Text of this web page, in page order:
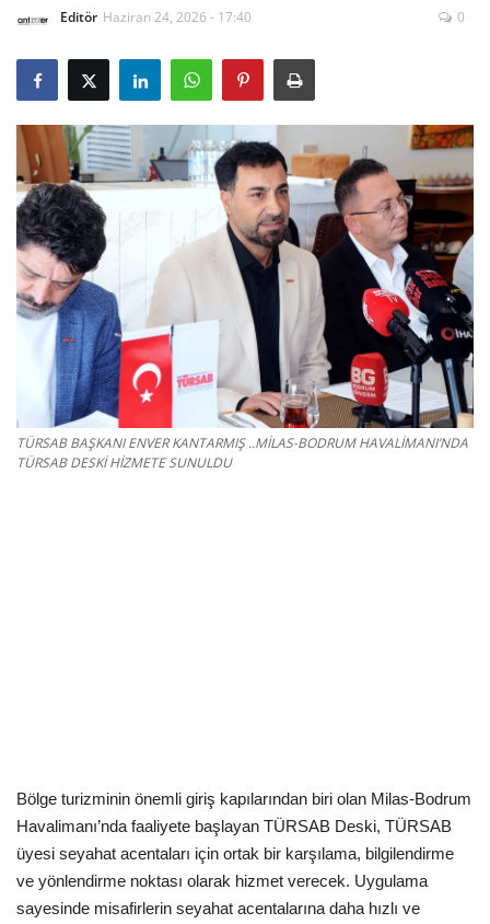
Gizlilik Politikası
Reklam ve İşbirliği
Bodrum Trafik Yoğunluk Haritası
Turizm
Siyaset
Bodrum Nöbetçi Eczaneler
Köşe Yazarları
Spor
Editör Haziran 24, 2026 - 17:40 0
TÜRSAB BAŞKANI ENVER KANTARMIŞ ..MİLAS-BODRUM HAVALİMANI’NDA
TÜRSAB DESKİ HİZMETE SUNULDU
Bölge turizminin önemli giriş kapılarından biri olan Milas-Bodrum
Havalimanı’nda faaliyete başlayan TÜRSAB Deski, TÜRSAB
üyesi seyahat acentaları için ortak bir karşılama, bilgilendirme
ve yönlendirme noktası olarak hizmet verecek. Uygulama
sayesinde misafirlerin seyahat acentalarına daha hızlı ve